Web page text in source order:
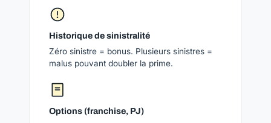
Historique de sinistralité
Zéro sinistre = bonus. Plusieurs sinistres =
malus pouvant doubler la prime.
Options (franchise, PJ)